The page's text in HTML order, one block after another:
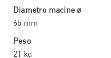
Diametro macine ø
65 mm
Peso
21 kg